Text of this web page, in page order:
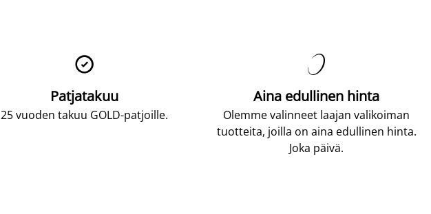

Patjatakuu
25 vuoden takuu GOLD-patjoille.

Aina edullinen hinta
Olemme valinneet laajan valikoiman
tuotteita, joilla on aina edullinen hinta.
Joka päivä.